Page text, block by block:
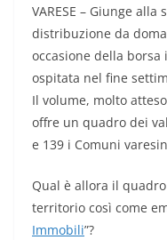
VARESE – Giunge
distribuzione da
occasione della borsa
ospitata nel fine
Il volume, molto
offre un quadro dei
e 139 i Comuni
Qual è allora il
territorio così come
Immobili”?